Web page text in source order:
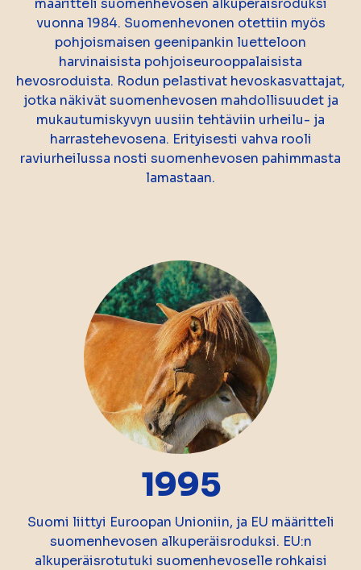
määritteli suomenhevosen alkuperäisroduksi
vuonna 1984. Suomenhevonen otettiin myös
pohjoismaisen geenipankin luetteloon
harvinaisista pohjoiseurooppalaisista
hevosroduista. Rodun pelastivat hevoskasvattajat,
jotka näkivät suomenhevosen mahdollisuudet ja
mukautumiskyvyn uusiin tehtäviin urheilu- ja
harrastehevosena. Erityisesti vahva rooli
raviurheilussa nosti suomenhevosen pahimmasta
lamastaan.
1995
Suomi liittyi Euroopan Unioniin, ja EU määritteli
suomenhevosen alkuperäisroduksi. EU:n
alkuperäisrotutuki suomenhevoselle rohkaisi